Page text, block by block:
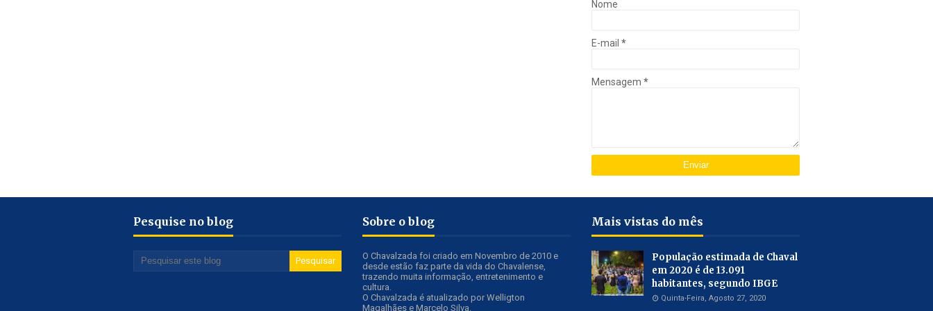
Nome
E-mail *
Mensagem *
Pesquise no blog Sobre o blog
O Chavalzada foi criado em Novembro de 2010 e
desde estão faz parte da vida do Chavalense,
trazendo muita informação, entretenimento e
cultura.
O Chavalzada é atualizado por Welligton
Magalhães e Marcelo Silva.
Mais vistas do mês
População estimada de Chaval
em 2020 é de 13.091
habitantes, segundo IBGE
Quinta-Feira, Agosto 27, 2020